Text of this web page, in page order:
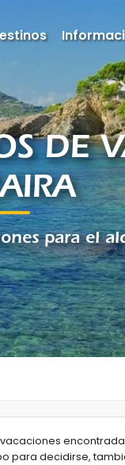
DE
para el
de vacaciones
para decidirse,